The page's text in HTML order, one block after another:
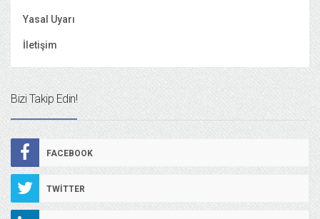
Yasal Uyarı
İletişim
Bizi Takip Edin!
FACEBOOK
TWITTER